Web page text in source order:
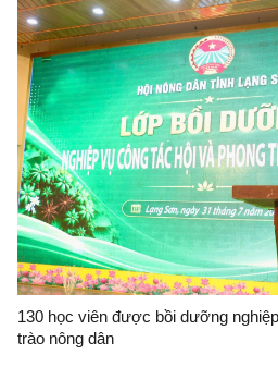
130 học viên được bồi dưỡng
trào nông dân